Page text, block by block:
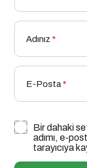
Adınız *
E-Posta*
Bir dahaki
adımı, e-
tarayıcıya